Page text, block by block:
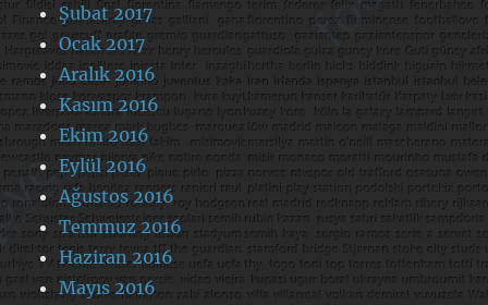
Şubat 2017
Ocak 2017
Aralık 2016
Kasım 2016
Ekim 2016
Eylül 2016
Ağustos 2016
Temmuz 2016
Haziran 2016
Mayıs 2016